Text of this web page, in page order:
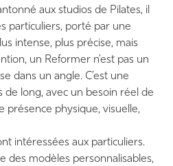
aux studios de Pilates, il
particuliers, porté par une
intense, plus précise, mais
un Reformer n’est pas un
dans un angle. C’est une
de long, avec un besoin réel de
présence physique, visuelle,
intéressées aux particuliers.
des modèles personnalisables,